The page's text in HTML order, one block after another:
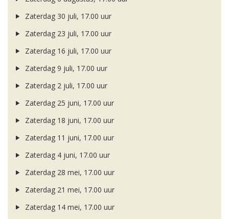
Zaterdag 30 juli, 17.00 uur
Zaterdag 23 juli, 17.00 uur
Zaterdag 16 juli, 17.00 uur
Zaterdag 9 juli, 17.00 uur
Zaterdag 2 juli, 17.00 uur
Zaterdag 25 juni, 17.00 uur
Zaterdag 18 juni, 17.00 uur
Zaterdag 11 juni, 17.00 uur
Zaterdag 4 juni, 17.00 uur
Zaterdag 28 mei, 17.00 uur
Zaterdag 21 mei, 17.00 uur
Zaterdag 14 mei, 17.00 uur